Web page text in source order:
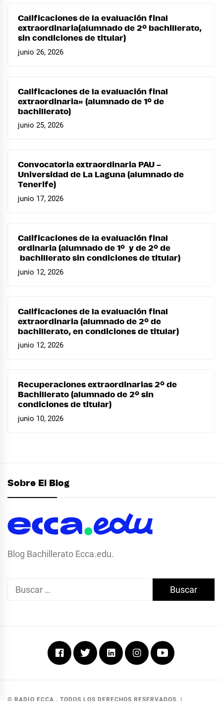
Calificaciones de la evaluación final
extraordinaria(alumnado de 2º bachillerato,
sin condiciones de titular)
junio 26, 2026
Calificaciones de la evaluación final
extraordinaria» (alumnado de 1º de
bachillerato)
junio 25, 2026
Convocatoria extraordinaria PAU –
Universidad de La Laguna (alumnado de
Tenerife)
junio 17, 2026
Calificaciones de la evaluación final
ordinaria (alumnado de 1º y de 2º de
bachillerato sin condiciones de titular)
junio 12, 2026
Calificaciones de la evaluación final
extraordinaria (alumnado de 2º de
bachillerato, en condiciones de titular)
junio 12, 2026
Recuperaciones extraordinarias 2º de
Bachillerato (alumnado de 2º sin
condiciones de titular)
junio 10, 2026
Sobre El Blog
Blog Bachillerato Ecca.edu.
Buscar:
FacebookTwitterLinkedinInstagramYoutube
© RADIO ECCA . TODOS LOS DERECHOS RESERVADOS. |